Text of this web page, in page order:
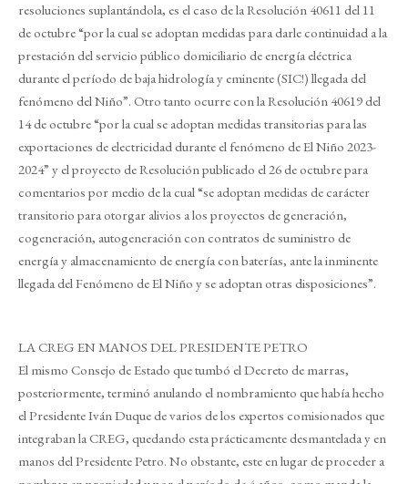
resoluciones suplantándola, es el caso de la Resolución 40611 del 11
de octubre “por la cual se adoptan medidas para darle continuidad a la
prestación del servicio público domiciliario de energía eléctrica
durante el período de baja hidrología y eminente (SIC!) llegada del
fenómeno del Niño”. Otro tanto ocurre con la Resolución 40619 del
14 de octubre “por la cual se adoptan medidas transitorias para las
exportaciones de electricidad durante el fenómeno de El Niño 2023-
2024” y el proyecto de Resolución publicado el 26 de octubre para
comentarios por medio de la cual “se adoptan medidas de carácter
transitorio para otorgar alivios a los proyectos de generación,
cogeneración, autogeneración con contratos de suministro de
energía y almacenamiento de energía con baterías, ante la inminente
llegada del Fenómeno de El Niño y se adoptan otras disposiciones”.
LA CREG EN MANOS DEL PRESIDENTE PETRO
El mismo Consejo de Estado que tumbó el Decreto de marras,
posteriormente, terminó anulando el nombramiento que había hecho
el Presidente Iván Duque de varios de los expertos comisionados que
integraban la CREG, quedando esta prácticamente desmantelada y en
manos del Presidente Petro. No obstante, este en lugar de proceder a